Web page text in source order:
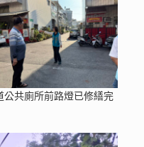
公共廁所前路燈已修繕完